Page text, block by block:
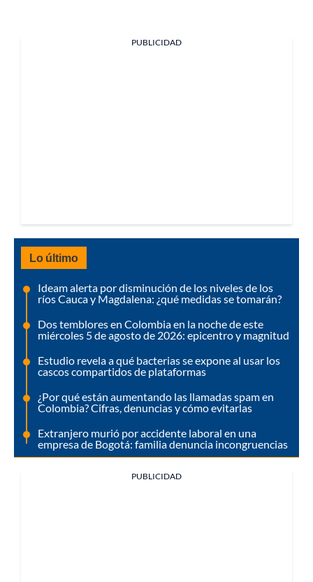
PUBLICIDAD
Lo último
Ideam alerta por disminución de los niveles de los
ríos Cauca y Magdalena: ¿qué medidas se tomarán?
Dos temblores en Colombia en la noche de este
miércoles 5 de agosto de 2026: epicentro y magnitud
Estudio revela a qué bacterias se expone al usar los
cascos compartidos de plataformas
¿Por qué están aumentando las llamadas spam en
Colombia? Cifras, denuncias y cómo evitarlas
Extranjero murió por accidente laboral en una
empresa de Bogotá: familia denuncia incongruencias
PUBLICIDAD